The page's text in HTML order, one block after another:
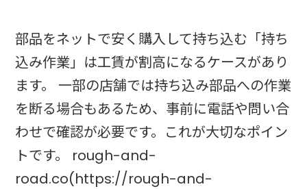
部品をネットで安く購入して持ち込む「持ち
込み作業」は工賃が割高になるケースがあり
ます。 一部の店舗では持ち込み部品への作業
を断る場合もあるため、事前に電話や問い合
わせで確認が必要です。これが大切なポイン
トです。 rough-and-
road.co(https://rough-and-